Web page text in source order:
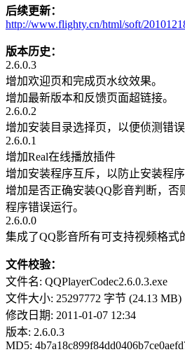
后续更新：
http://www.flighty.cn/html/soft/
版本历史：
2.6.0.3
增加欢迎页和完成页水纹效果。
增加最新版本和反馈页面超链接。
2.6.0.2
增加安装目录选择页，以便侦测错误
2.6.0.1
增加Real在线播放插件
增加安装程序互斥，以防止安装程序
增加是否正确安装QQ影音判断，否
程序错误运行。
2.6.0.0
集成了QQ影音所有可支持视频格式
文件校验：
文件名: QQPlayerCodec2.6.0.3.exe
文件大小: 25297772 字节 (24.13 MB)
修改日期: 2011-01-07 12:34
版本: 2.6.0.3
MD5: